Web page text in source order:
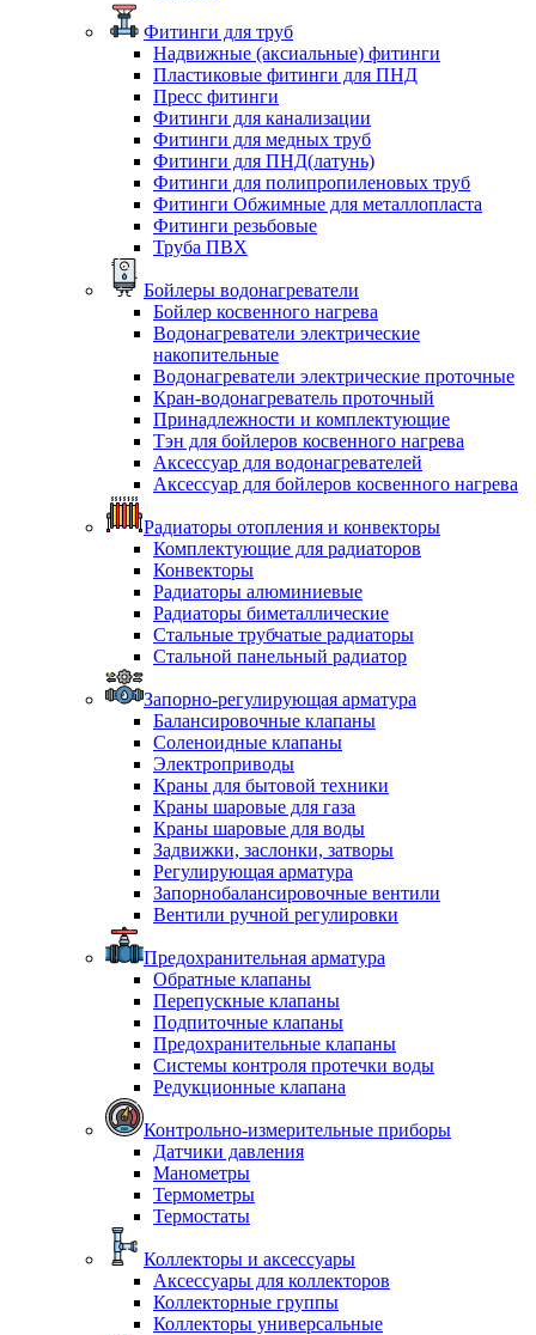
Фитинги для труб
Надвижные (аксиальные) фитинги
Пластиковые фитинги для ПНД
Пресс фитинги
Фитинги для канализации
Фитинги для медных труб
Фитинги для ПНД(латунь)
Фитинги для полипропиленовых труб
Фитинги Обжимные для металлопласта
Фитинги резьбовые
Труба ПВХ
Бойлеры водонагреватели
Бойлер косвенного нагрева
Водонагреватели электрические
накопительные
Водонагреватели электрические проточные
Кран-водонагреватель проточный
Принадлежности и комплектующие
Тэн для бойлеров косвенного нагрева
Аксессуар для водонагревателей
Аксессуар для бойлеров косвенного нагрева
Радиаторы отопления и конвекторы
Комплектующие для радиаторов
Конвекторы
Радиаторы алюминиевые
Радиаторы биметаллические
Стальные трубчатые радиаторы
Стальной панельный радиатор
Запорно-регулирующая арматура
Балансировочные клапаны
Соленоидные клапаны
Электроприводы
Краны для бытовой техники
Краны шаровые для газа
Краны шаровые для воды
Задвижки, заслонки, затворы
Регулирующая арматура
Запорнобалансировочные вентили
Вентили ручной регулировки
Предохранительная арматура
Обратные клапаны
Перепускные клапаны
Подпиточные клапаны
Предохранительные клапаны
Системы контроля протечки воды
Редукционные клапана
Контрольно-измерительные приборы
Датчики давления
Манометры
Термометры
Термостаты
Коллекторы и аксессуары
Аксессуары для коллекторов
Коллекторные группы
Коллекторы универсальные